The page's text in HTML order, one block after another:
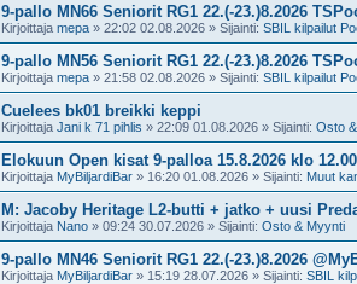
9-pallo MN66 Seniorit RG1 22.(-23.)8.2026
Kirjoittaja mepa » 22:02 02.08.2026 » Sijainti: SBIL kilpailut
9-pallo MN56 Seniorit RG1 22.(-23.)8.2026
Kirjoittaja mepa » 21:58 02.08.2026 » Sijainti: SBIL kilpailut
Cuelees bk01 breikki keppi
Kirjoittaja Jani k 71 pihlis » 22:09 01.08.2026 » Sijainti: Osto
Elokuun Open kisat 9-palloa 15.8.2026 klo
Kirjoittaja MyBiljardiBar » 16:20 01.08.2026 » Sijainti: Muut
M: Jacoby Heritage L2-butti + jatko + uusi
Kirjoittaja Nano » 09:24 30.07.2026 » Sijainti: Osto & Myynti
9-pallo MN46 Seniorit RG1 22.(-23.)8.2026
Kirjoittaja MyBiljardiBar » 15:19 28.07.2026 » Sijainti: SBIL